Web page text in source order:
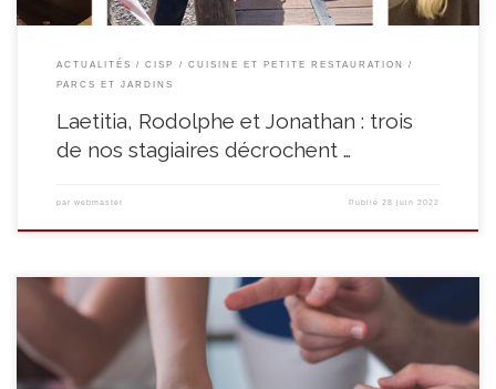
ACTUALITÉS CISP
CUISINE ET PETITE RESTAURATION
PARCS ET JARDINS
Laetitia, Rodolphe et Jonathan : trois
de nos stagiaires décrochent …
par webmaster Publié28 juin 2022
Le premier confinement, et ceux qui ont suivi, aura amené plusieurs